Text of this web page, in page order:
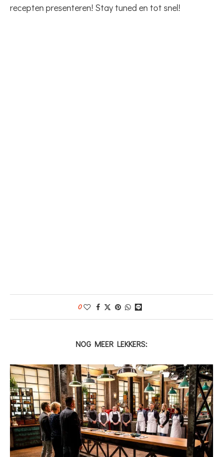
recepten presenteren! Stay tuned en tot snel!
0
NOG MEER LEKKERS: